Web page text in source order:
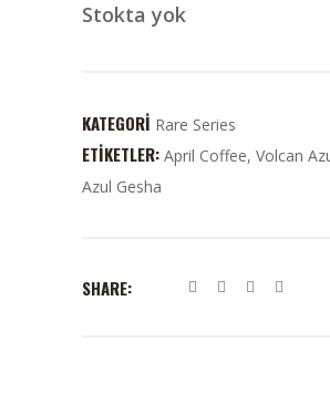
Stokta yok
KATEGORI Rare Series
ETIKETLER: April Coffee, Volcan
Azul Gesha
SHARE: